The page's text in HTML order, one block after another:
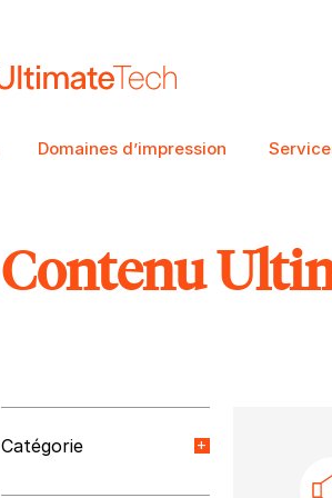
Domaines d’impression
RECHERCHE
Contenu
Catégorie